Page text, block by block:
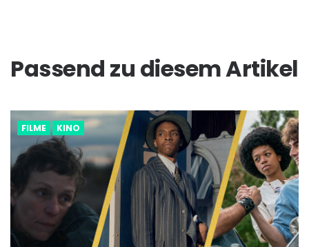
Passend zu diesem Artikel
FILME KINO